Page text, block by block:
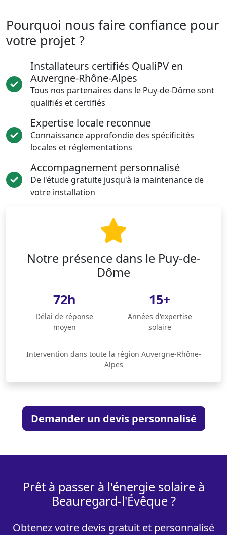
Pourquoi nous faire confiance pour
votre projet ?
Installateurs certifiés QualiPV en
Auvergne-Rhône-Alpes
Tous nos partenaires dans le Puy-de-Dôme sont
qualifiés et certifiés
Expertise locale reconnue
Connaissance approfondie des spécificités
locales et réglementations
Accompagnement personnalisé
De l'étude gratuite jusqu'à la maintenance de
votre installation
Notre présence dans le Puy-de-
Dôme
72h
Délai de réponse
moyen
15+
Années d'expertise
solaire
Intervention dans toute la région Auvergne-Rhône-
Alpes
Demander un devis personnalisé
Prêt à passer à l'énergie solaire à
Beauregard-l'Évêque ?
Obtenez votre devis gratuit et personnalisé